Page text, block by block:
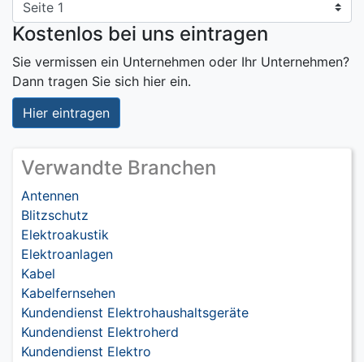
Kostenlos bei uns eintragen
Sie vermissen ein Unternehmen oder Ihr Unternehmen?
Dann tragen Sie sich hier ein.
Hier eintragen
Verwandte Branchen
Antennen
Blitzschutz
Elektroakustik
Elektroanlagen
Kabel
Kabelfernsehen
Kundendienst Elektrohaushaltsgeräte
Kundendienst Elektroherd
Kundendienst Elektro